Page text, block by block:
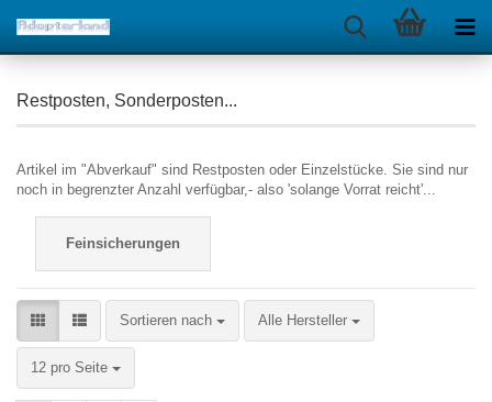
Restposten, Sonderposten...
Artikel im "Abverkauf" sind Restposten oder Einzelstücke. Sie sind nur
noch in begrenzter Anzahl verfügbar,- also 'solange Vorrat reicht'...
Feinsicherungen
Sortieren nach Alle Hersteller
12 pro Seite